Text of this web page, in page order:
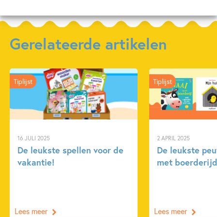
Gerelateerde artikelen
16 JULI 2025
De leukste spellen voor de
vakantie!
Tiplijst
Lees meer
2 APRIL 2025
De leukste
met
Tiplijst
Lees meer